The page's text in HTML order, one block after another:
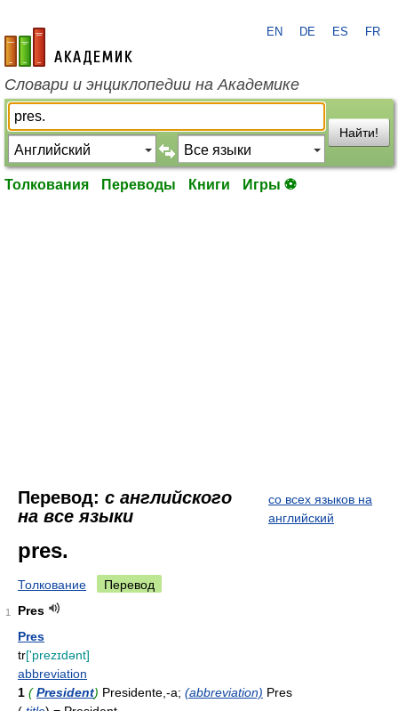
academic.ru
EN DE ES FR
Словари и энциклопедии на Академике
Найти!
Толкования Переводы Книги Игры ⚽
Перевод: с английского
на все языки
со всех языков на
английский
pres.
Толкование Перевод
1
Pres
Pres
tr['prezɪdənt]
abbreviation
1 ( President) Presidente,-a; (abbreviation) Pres